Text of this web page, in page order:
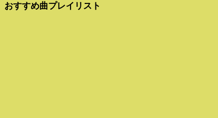
おすすめ曲プレイリスト